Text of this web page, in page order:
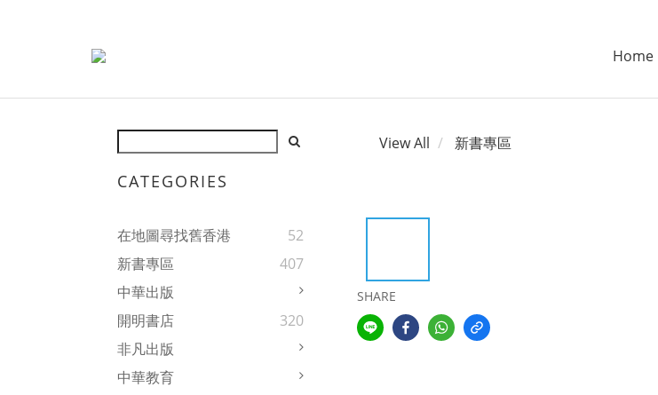
Home
CATEGORIES
在地圖尋找舊香港
52
新書專區
407
中華出版
開明書店
320
非凡出版
中華教育
View All 新書專區
SHARE